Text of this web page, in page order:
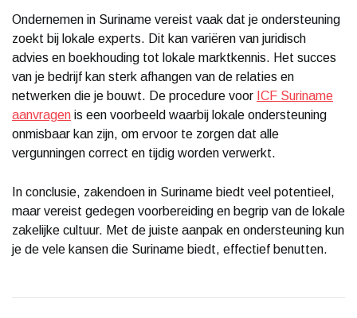
Ondernemen in Suriname vereist vaak dat je ondersteuning
zoekt bij lokale experts. Dit kan variëren van juridisch
advies en boekhouding tot lokale marktkennis. Het succes
van je bedrijf kan sterk afhangen van de relaties en
netwerken die je bouwt. De procedure voor ICF Suriname
aanvragen is een voorbeeld waarbij lokale ondersteuning
onmisbaar kan zijn, om ervoor te zorgen dat alle
vergunningen correct en tijdig worden verwerkt.
In conclusie, zakendoen in Suriname biedt veel potentieel,
maar vereist gedegen voorbereiding en begrip van de lokale
zakelijke cultuur. Met de juiste aanpak en ondersteuning kun
je de vele kansen die Suriname biedt, effectief benutten.